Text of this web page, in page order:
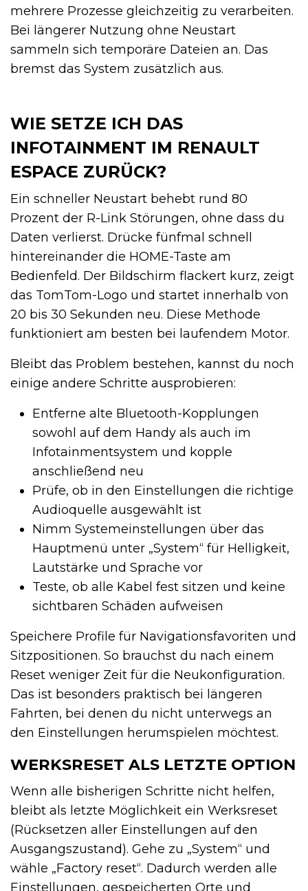
mehrere Prozesse gleichzeitig zu verarbeiten.
Bei längerer Nutzung ohne Neustart
sammeln sich temporäre Dateien an. Das
bremst das System zusätzlich aus.
WIE SETZE ICH DAS
INFOTAINMENT IM RENAULT
ESPACE ZURÜCK?
Ein schneller Neustart behebt rund 80
Prozent der R-Link Störungen, ohne dass du
Daten verlierst. Drücke fünfmal schnell
hintereinander die HOME-Taste am
Bedienfeld. Der Bildschirm flackert kurz, zeigt
das TomTom-Logo und startet innerhalb von
20 bis 30 Sekunden neu. Diese Methode
funktioniert am besten bei laufendem Motor.
Bleibt das Problem bestehen, kannst du noch
einige andere Schritte ausprobieren:
Entferne alte Bluetooth-Kopplungen
sowohl auf dem Handy als auch im
Infotainmentsystem und kopple
anschließend neu
Prüfe, ob in den Einstellungen die richtige
Audioquelle ausgewählt ist
Nimm Systemeinstellungen über das
Hauptmenü unter „System“ für Helligkeit,
Lautstärke und Sprache vor
Teste, ob alle Kabel fest sitzen und keine
sichtbaren Schäden aufweisen
Speichere Profile für Navigationsfavoriten und
Sitzpositionen. So brauchst du nach einem
Reset weniger Zeit für die Neukonfiguration.
Das ist besonders praktisch bei längeren
Fahrten, bei denen du nicht unterwegs an
den Einstellungen herumspielen möchtest.
WERKSRESET ALS LETZTE OPTION
Wenn alle bisherigen Schritte nicht helfen,
bleibt als letzte Möglichkeit ein Werksreset
(Rücksetzen aller Einstellungen auf den
Ausgangszustand). Gehe zu „System“ und
wähle „Factory reset“. Dadurch werden alle
Einstellungen, gespeicherten Orte und